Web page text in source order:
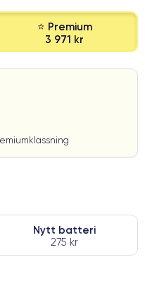
⭐ Premium
3 971 kr
Nytt batteri
275 kr